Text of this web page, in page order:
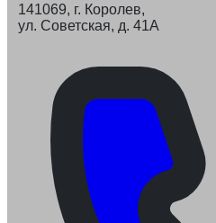
141069, г. Королев,
ул. Советская, д. 41А